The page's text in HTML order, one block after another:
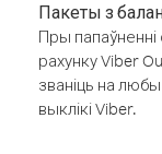
Пакеты з
Пры
рахунку Viber
званіць на
выклікі Viber.